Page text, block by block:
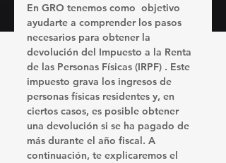
En GRO tenemos como  objetivo
ayudarte a comprender los pasos
necesarios para obtener la
devolución del Impuesto a la Renta
de las Personas Físicas (IRPF) . Este
impuesto grava los ingresos de
personas físicas residentes y, en
ciertos casos, es posible obtener
una devolución si se ha pagado de
más durante el año fiscal. A
continuación, te explicaremos el